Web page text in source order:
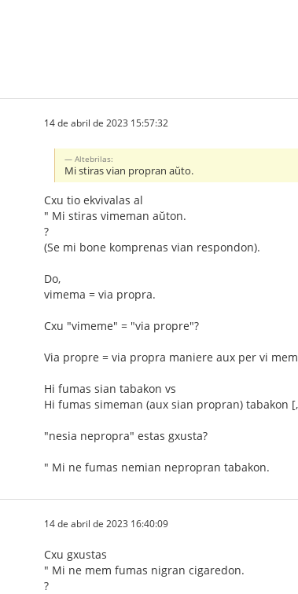
14 de abril de 2023 15:57:32
Altebrilas:
Mi stiras vian propran aŭto.
Cxu tio ekvivalas al
" Mi stiras vimeman aŭton.
?
(Se mi bone komprenas vian respondon).
Do,
vimema = via propra.
Cxu "vimeme" = "via propre"?
Via propre = via propra maniere aux per vi
Hi fumas sian tabakon vs
Hi fumas simeman (aux sian propran) tabakon
"nesia nepropra" estas gxusta?
" Mi ne fumas nemian nepropran tabakon.
14 de abril de 2023 16:40:09
Cxu gxustas
" Mi ne mem fumas nigran cigaredon.
?